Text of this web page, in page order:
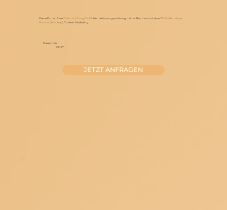
Deine Extras: EineTitelschriftzug-Grafikfür die Innengestaltung deines Buches und eine3D-Grafik deines
Buches (Mockup)
für dein Marketing.
Paketpreis
590 €*
JETZT ANFRAGEN